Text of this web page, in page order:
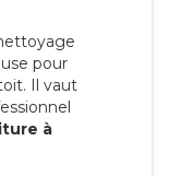
pour
Il vaut
à